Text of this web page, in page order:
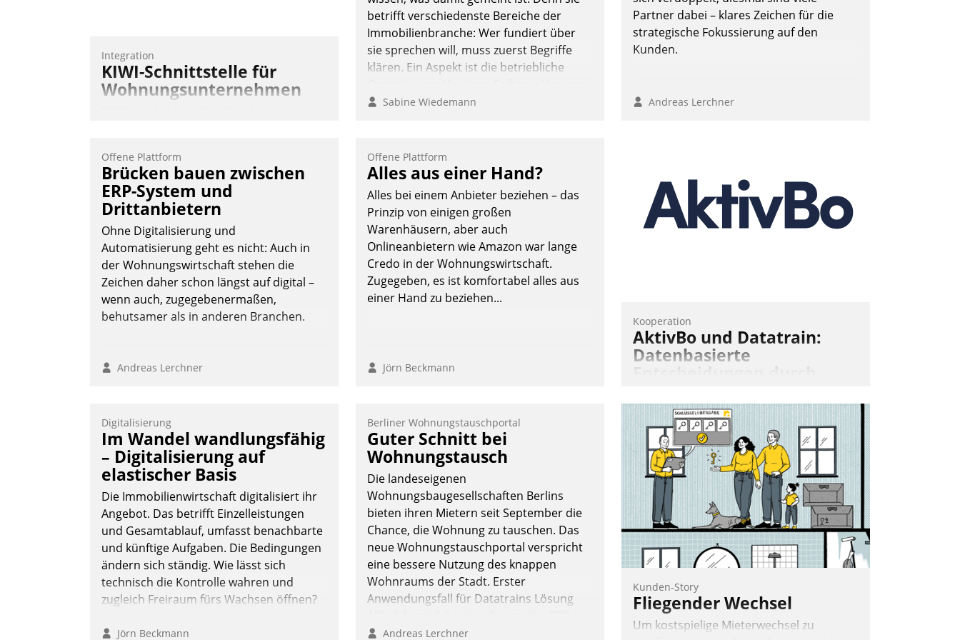
Integration
KIWI-Schnittstelle für
Wohnungsunternehmen
Softwareentwicklungshaus Datatrain.
Andreas Lerchner
betrifft verschiedenste Bereiche der
Immobilienbranche: Wer fundiert über
sie sprechen will, muss zuerst Begriffe
klären. Ein Aspekt ist die betriebliche
ermöglichen große Einsparungen durch
Allein mit der Einführung einer neuen
Software ist es nicht getan. Die
Digitalisierung erfordert von
Unternehmen die Bereitschaft, sich zu
überprüfen, zu hinterfragen und zu
verändern.
Sabine Wiedemann
Partner dabei – klares Zeichen für die
strategische Fokussierung auf den
Kunden.
Andreas Lerchner
Offene Plattform
Brücken bauen zwischen
ERP-System und
Drittanbietern
Ohne Digitalisierung und
Automatisierung geht es nicht: Auch in
der Wohnungswirtschaft stehen die
Zeichen daher schon längst auf digital –
wenn auch, zugegebenermaßen,
behutsamer als in anderen Branchen.
Andreas Lerchner
Offene Plattform
Alles aus einer Hand?
Alles bei einem Anbieter beziehen – das
Prinzip von einigen großen
Warenhäusern, aber auch
Onlineanbietern wie Amazon war lange
Credo in der Wohnungswirtschaft.
Zugegeben, es ist komfortabel alles aus
einer Hand zu beziehen...
Jörn Beckmann
Kooperation
AktivBo und Datatrain:
Datenbasierte
Mieterbefragungen
AktivBo und Datatrain kooperieren –
Immobilienunternehmen profitieren: Die
nahtlose Integration der Lösungen von
AktivBo und Datatrain ermöglicht
automatisiert ausgelöste, zielgerichtete
Mieterbefragungen – eine starke
Grundlage für intelligente, datengestützte
Entscheidungen.
Digitalisierung
Im Wandel wandlungsfähig
– Digitalisierung auf
elastischer Basis
Die Immobilienwirtschaft digitalisiert ihr
Angebot. Das betrifft Einzelleistungen
und Gesamtablauf, umfasst benachbarte
und künftige Aufgaben. Die Bedingungen
ändern sich ständig. Wie lässt sich
technisch die Kontrolle wahren und
zugleich Freiraum fürs Wachsen öffnen?
Jörn Beckmann
Berliner Wohnungstauschportal
Guter Schnitt bei
Wohnungstausch
Die landeseigenen
Wohnungsbaugesellschaften Berlins
bieten ihren Mietern seit September die
Chance, die Wohnung zu tauschen. Das
neue Wohnungstauschportal verspricht
eine bessere Nutzung des knappen
Wohnraums der Stadt. Erster
Anwendungsfall für Datatrains Lösung
Systemen der Unternehmen.
Andreas Lerchner
Kunden-Story
Fliegender Wechsel
Um kostspielige Mieterwechsel zu